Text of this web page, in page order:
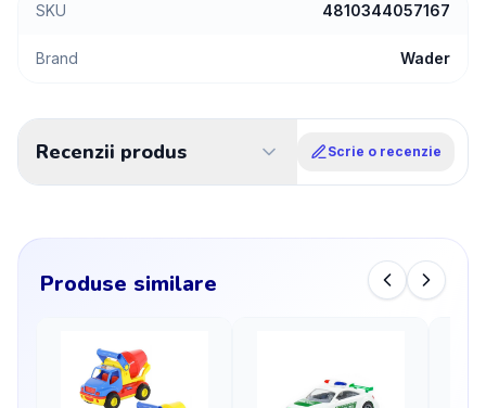
SKU 4810344057167
Brand Wader
Recenzii produs Scrie o recenzie
Produse similare